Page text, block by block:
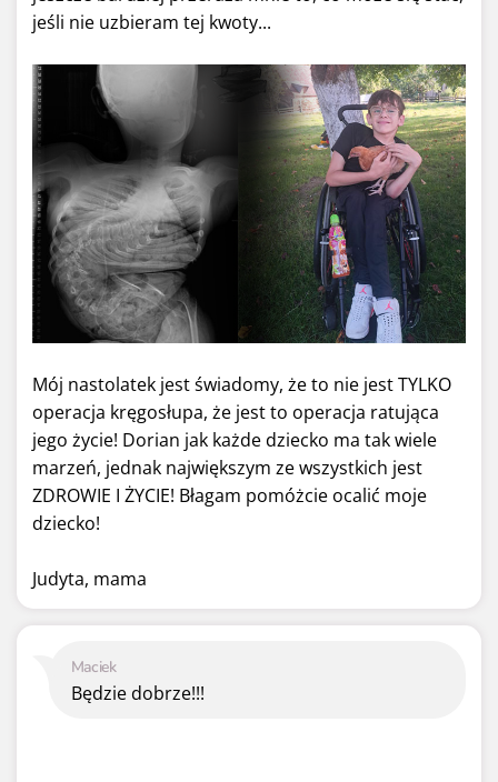
jeśli nie uzbieram tej kwoty...
Mój nastolatek jest świadomy, że to nie jest TYLKO
operacja kręgosłupa, że jest to operacja ratująca
jego życie! Dorian jak każde dziecko ma tak wiele
marzeń, jednak największym ze wszystkich jest
ZDROWIE I ŻYCIE! Błagam pomóżcie ocalić moje
dziecko!
Judyta, mama
Maciek
Będzie dobrze!!!